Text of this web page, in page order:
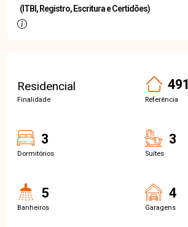
(ITBI, Registro, Escritura e Certidões)
Residencial
Finalidade Referência
3
Dormitórios
3
Suítes
5
Banheiros
4
Garagens